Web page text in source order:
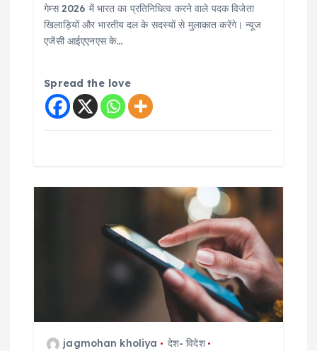
गेम्स 2026 में भारत का प्रतिनिधित्व करने वाले पदक विजेता
खिलाड़ियों और भारतीय दल के सदस्यों से मुलाकात करेंगे। न्यूज
एजेंसी आईएएनएस के…
Spread the love
jagmohan kholiya
देश- विदेश